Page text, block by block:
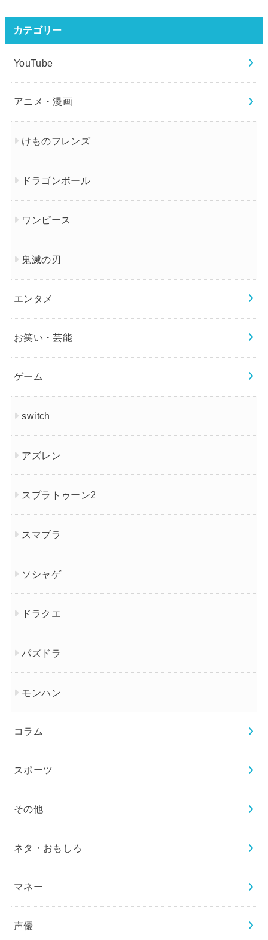
カテゴリー
YouTube
アニメ・漫画
けものフレンズ
ドラゴンボール
ワンピース
鬼滅の刃
エンタメ
お笑い・芸能
ゲーム
switch
アズレン
スプラトゥーン2
スマブラ
ソシャゲ
ドラクエ
パズドラ
モンハン
コラム
スポーツ
その他
ネタ・おもしろ
マネー
声優